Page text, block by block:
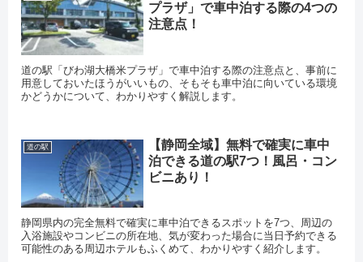
プラザ」で車中泊する際の4つの
注意点！
道の駅「びわ湖大橋米プラザ」で車中泊する際の注意点と、事前に
用意しておいたほうがいいもの、そもそも車中泊に向いている環境
かどうかについて、わかりやすく解説します。
道の駅
【静岡全域】無料で確実に車中
泊できる道の駅7つ！風呂・コン
ビニあり！
静岡県内の完全無料で確実に車中泊できるスポットを7つ、周辺の
入浴施設やコンビニの所在地、気が変わった場合に当日予約できる
可能性のある周辺ホテルもふくめて、わかりやすく紹介します。